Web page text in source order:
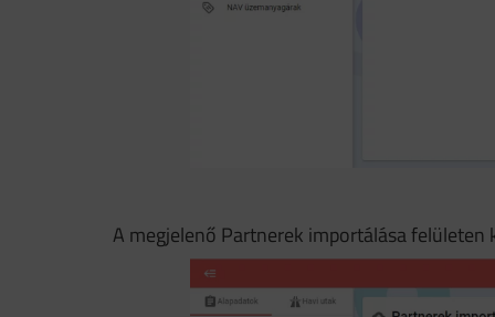
A megjelenő Partnerek importálása felületen